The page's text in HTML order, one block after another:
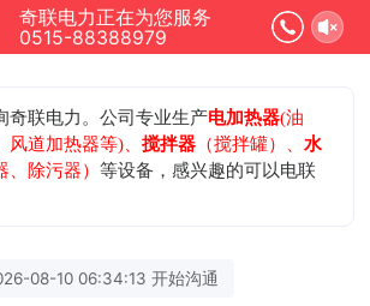
奇联电力正在为您服务
0515-88388979
奇联电力。公司专业生产电加热器(油
风道加热器等)、搅拌器 （搅拌罐）、水
、除污器）等设备，感兴趣的可以电联
08-10 06:34:13 开始沟通